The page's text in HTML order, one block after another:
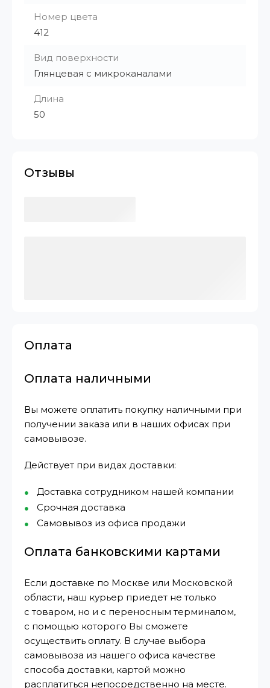
Номер цвета
412
Вид поверхности
Глянцевая с микроканалами
Длина
50
Отзывы
Оплата
Оплата наличными
Вы можете оплатить покупку наличными при
получении заказа или в наших офисах при
самовывозе.
Действует при видах доставки:
Доставка сотрудником нашей компании
Срочная доставка
Самовывоз из офиса продажи
Оплата банковскими картами
Если доставке по Москве или Московской
области, наш курьер приедет не только
с товаром, но и с переносным терминалом,
с помощью которого Вы сможете
осуществить оплату. В случае выбора
самовывоза из нашего офиса качестве
способа доставки, картой можно
расплатиться непосредственно на месте.